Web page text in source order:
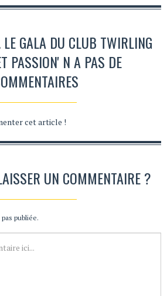
LE GALA DU CLUB TWIRLING
PASSION' N A PAS DE
cet article !
UN COMMENTAIRE ?
publiée.